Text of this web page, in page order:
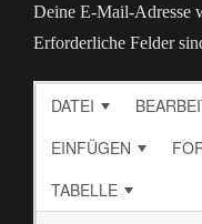
Deine E-Mail-Adresse
Erforderliche Felder
DATEI
EINFÜGEN
TABELLE